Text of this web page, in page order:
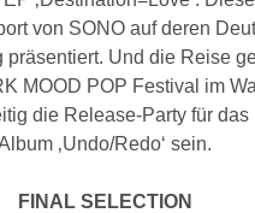
von SONO auf deren
präsentiert. Und die Reise
MOOD POP Festival im
die Release-Party für das
‚Undo/Redo‘ sein.
FINAL SELECTION